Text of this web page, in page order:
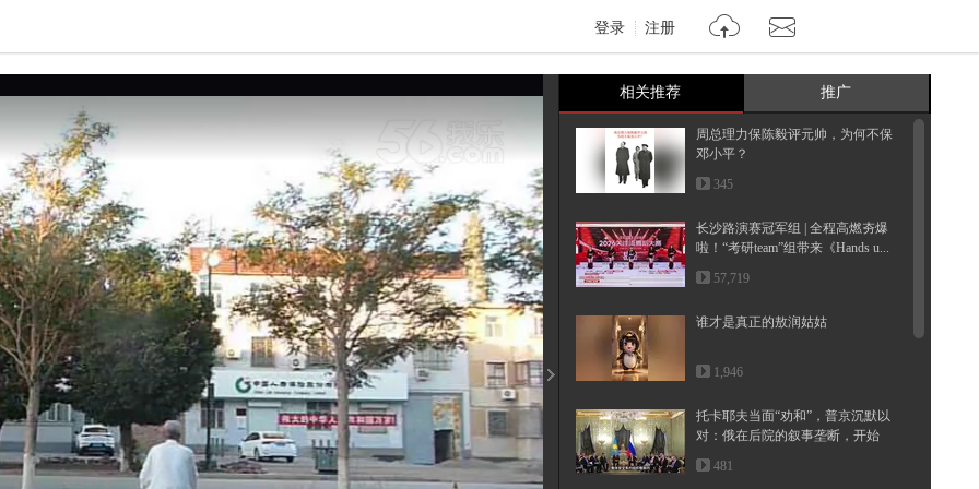
登录 注册
亮度 标准
饱和度 100
相关推荐 推广
周总理力保陈毅评元帅，为何不保
邓小平？
345
长沙路演赛冠军组 | 全程高燃夯爆
啦！“考研team”组带来《Hands u...
57,719
谁才是真正的敖润姑姑
1,946
托卡耶夫当面“劝和”，普京沉默以
对：俄在后院的叙事垄断，开始
松...
481